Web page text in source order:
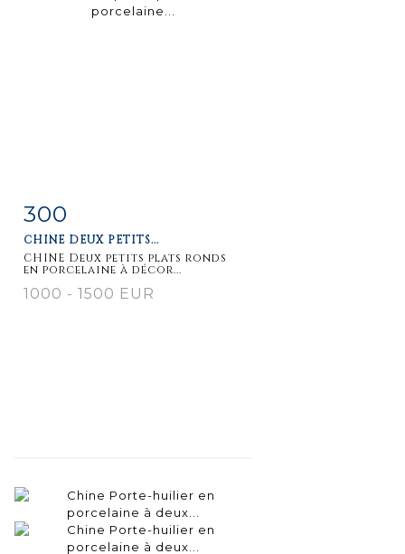
Fiche
300
CHINE DEUX PETITS...
CHINE Deux petits plats ronds
en porcelaine à décor...
1000 - 1500 EUR